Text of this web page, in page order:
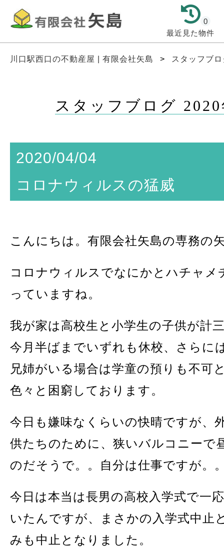
最近見た物件
0
川口駅西口の不動産屋 | 有限会社矢島 > スタッフブ
スタッフブログ
2020/04/04
コロナウィルスの猛威
こんにちは。有限会社矢島の専務の
コロナウィルスでなにかとハチャメ
っていますね。
我が家は高校生と小学生の子供が計
今月半ばまでいずれも休校、さらに
兄姉がいる場合は学童の預りも不可
色々と困窮しております。
今日も嫌味なくらいの快晴ですが、
供たちのために、狭いバルコニーで
のだそうで。。自分は仕事ですが。
今日は本当は長男の高校入学式で一
いたんですが、まさかの入学式中止
みも中止となりました。